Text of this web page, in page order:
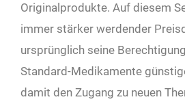
Originalprodukte. Auf diesem
immer stärker werdender
ursprünglich seine
Standard-Medikamente
damit den Zugang zu neuen